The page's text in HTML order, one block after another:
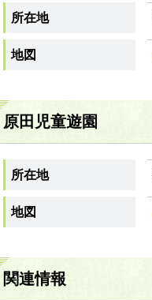
所在地
地図
原田児童遊園
所在地
地図
関連情報